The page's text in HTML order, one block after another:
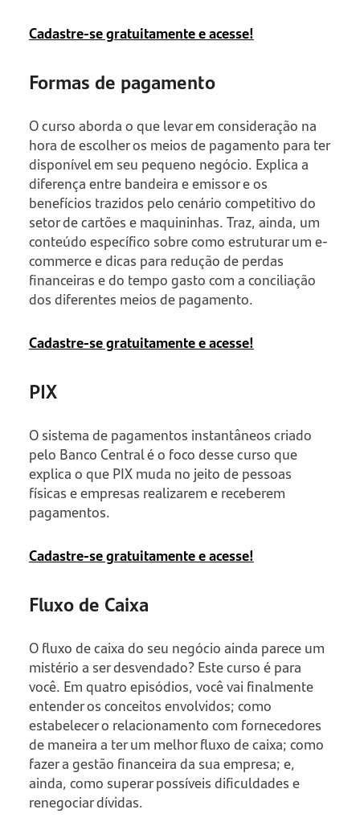
Cadastre-se gratuitamente e acesse!
Formas de pagamento
O curso aborda o que levar em consideração na
hora de escolher os meios de pagamento para ter
disponível em seu pequeno negócio. Explica a
diferença entre bandeira e emissor e os
benefícios trazidos pelo cenário competitivo do
setor de cartões e maquininhas. Traz, ainda, um
conteúdo específico sobre como estruturar um e-
commerce e dicas para redução de perdas
financeiras e do tempo gasto com a conciliação
dos diferentes meios de pagamento.
Cadastre-se gratuitamente e acesse!
PIX
O sistema de pagamentos instantâneos criado
pelo Banco Central é o foco desse curso que
explica o que PIX muda no jeito de pessoas
físicas e empresas realizarem e receberem
pagamentos.
Cadastre-se gratuitamente e acesse!
Fluxo de Caixa
O fluxo de caixa do seu negócio ainda parece um
mistério a ser desvendado? Este curso é para
você. Em quatro episódios, você vai finalmente
entender os conceitos envolvidos; como
estabelecer o relacionamento com fornecedores
de maneira a ter um melhor fluxo de caixa; como
fazer a gestão financeira da sua empresa; e,
ainda, como superar possíveis dificuldades e
renegociar dívidas.